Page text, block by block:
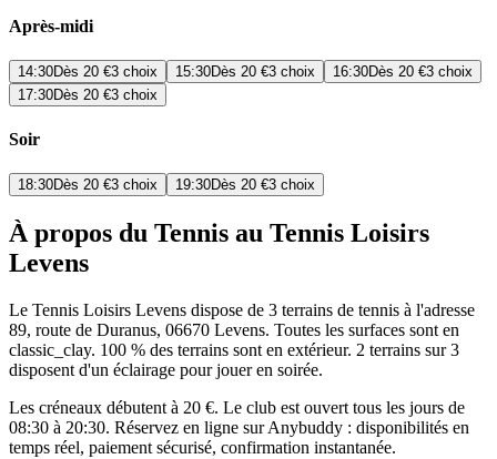
Après-midi
14:30Dès 20 €3 choix 15:30Dès 20 €3 choix 16:30Dès 20 €3 choix
17:30Dès 20 €3 choix
Soir
18:30Dès 20 €3 choix 19:30Dès 20 €3 choix
À propos du Tennis au Tennis Loisirs
Levens
Le Tennis Loisirs Levens dispose de 3 terrains de tennis à l'adresse
89, route de Duranus, 06670 Levens. Toutes les surfaces sont en
classic_clay. 100 % des terrains sont en extérieur. 2 terrains sur 3
disposent d'un éclairage pour jouer en soirée.
Les créneaux débutent à 20 €. Le club est ouvert tous les jours de
08:30 à 20:30. Réservez en ligne sur Anybuddy : disponibilités en
temps réel, paiement sécurisé, confirmation instantanée.